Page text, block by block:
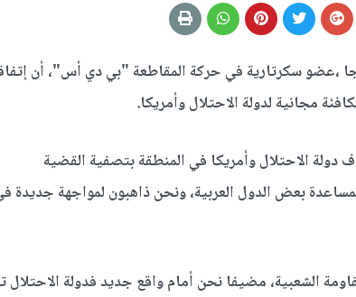
،عضو سكرتارية في حركة المقاطعة "بي دي أس"، أن
مجانية لدولة الاحتلال وأمريكا.
دولة الاحتلال وأمريكا في المنطقة بتصفية القضية
بعض الدول العربية، ونحن ذاهبون لمواجهة جديدة
الشعبية، مضيفا نحن أمام واقع جديد فدولة الاحتلال